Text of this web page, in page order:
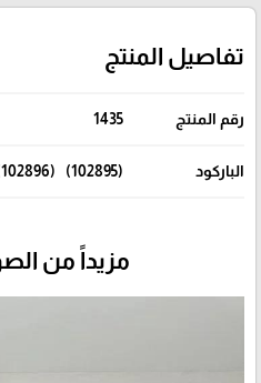
تفاصيل المنتج
رقم المنتج 1435
الباركود (102895) (102896) (102894)
مزيداً من